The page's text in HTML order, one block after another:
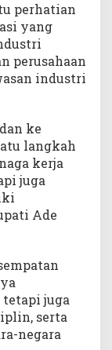
perhatian
yang
perusahaan
industri
ke
langkah
kerja
juga
Ade
juga
serta
negara